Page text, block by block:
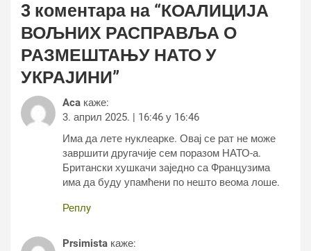
3 коментара на “КОАЛИЦИЈА
ВОЉНИХ РАСПРАВЉА О
РАЗМЕШТАЊУ НАТО У
УКРАЈИНИ”
Aca каже:
3. април 2025. | 16:46 у 16:46
Има да лете нуклеарке. Овај се рат не може
завршити другачије сем поразом НАТО-а.
Британски хушкачи заједно са Французима
има да буду упамћени по нешто веома лоше.
Реплy
Prsimista каже: